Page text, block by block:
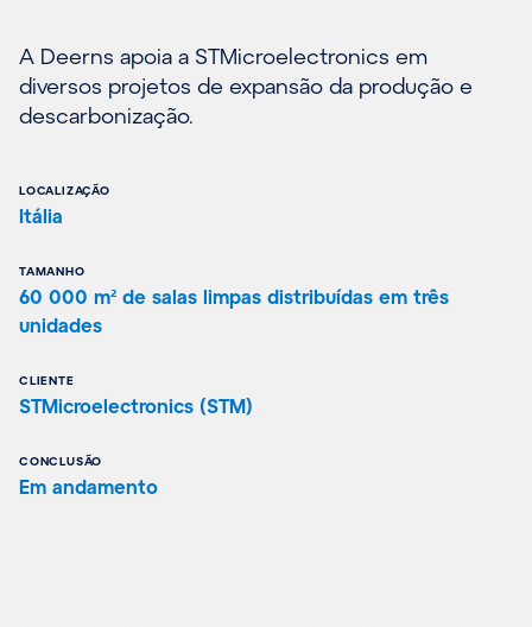
A Deerns apoia a STMicroelectronics em
diversos projetos de expansão da produção e
descarbonização.
LOCALIZAÇÃO
Itália
TAMANHO
60 000 m² de salas limpas distribuídas em três
unidades
CLIENTE
STMicroelectronics (STM)
CONCLUSÃO
Em andamento